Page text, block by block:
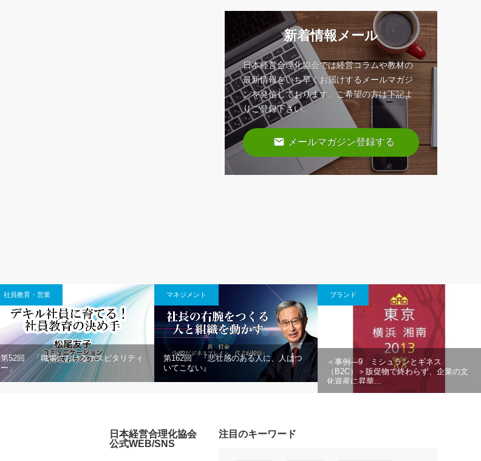
新着情報メール
日本経営合理化協会では経営コラムや教材の
最新情報をいち早くお届けするメールマガジ
ンを発信しております。ご希望の方は下記よ
りご登録下さい。
email メールマガジン登録する
社員教育・営業
第52回 「職場におけるホスピタリティ
ー」
マネジメント
第162回 『悲壮感のある人に、人はつ
いてこない』
ブランド
＜事例―9 ミシュランとギネス
（B2C）＞販促物で終わらず、企業の文
化資産に昇華...
注目のキーワード
日本経営合理化協会
公式WEB/SNS